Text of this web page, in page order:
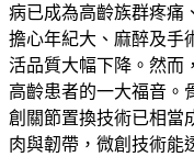
病已成為高齡族群疼痛
擔心年紀大、麻醉及手
活品質大幅下降。然而
高齡患者的一大福音。
創關節置換技術已相當
肉與韌帶，微創技術能